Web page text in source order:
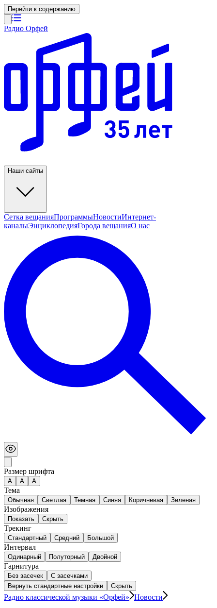
Перейти к содержанию
Радио Орфей
Наши сайты
Сетка вещанияПрограммыНовостиИнтернет-
каналыЭнциклопедияГорода вещанияО нас
Размер шрифта
А A A
Тема
Обычная Светлая Темная Синяя Коричневая Зеленая
Изображения
Показать Скрыть
Трекинг
Стандартный Средний Большой
Интервал
Одинарный Полуторный Двойной
Гарнитура
Без засечек
С засечками
Вернуть стандартные настройки
Скрыть
Радио классической музыки «Орфей» Новости